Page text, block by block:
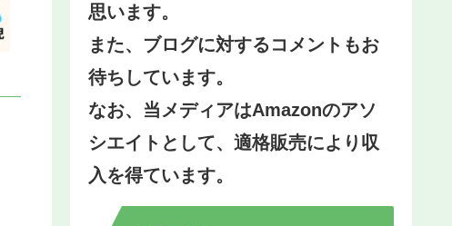
思います。
また、ブログに対するコメントもお
待ちしています。
なお、当メディアはAmazonのアソ
シエイトとして、適格販売により収
入を得ています。